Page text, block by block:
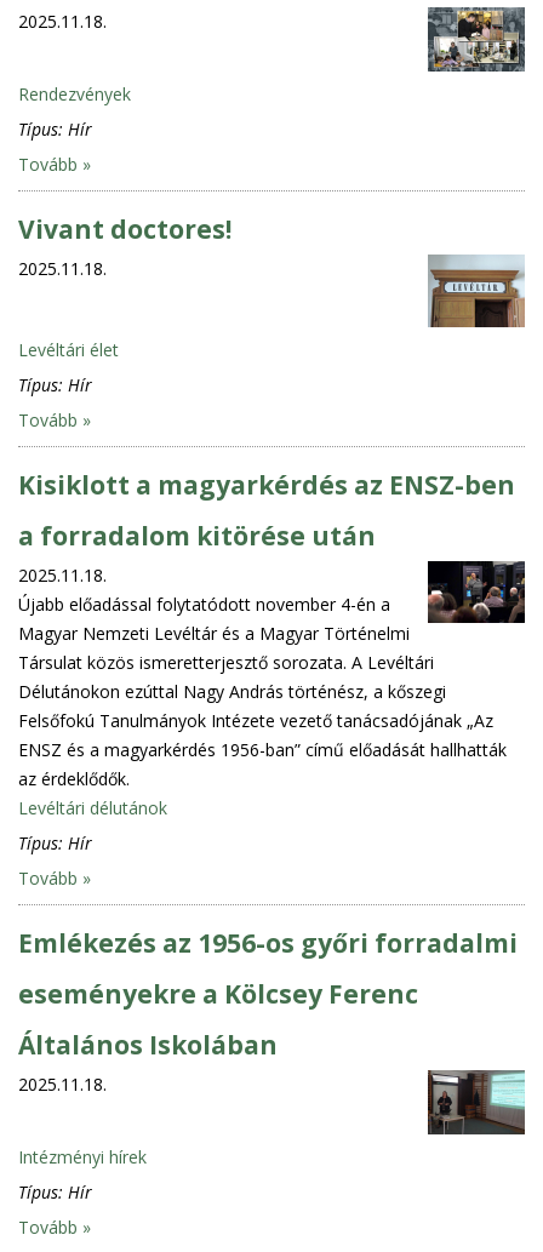
2025.11.18.
Rendezvények
Típus: Hír
Tovább »
Vivant doctores!
2025.11.18.
Levéltári élet
Típus: Hír
Tovább »
Kisiklott a magyarkérdés az ENSZ-ben
a forradalom kitörése után
2025.11.18.
Újabb előadással folytatódott november 4-én a
Magyar Nemzeti Levéltár és a Magyar Történelmi
Társulat közös ismeretterjesztő sorozata. A Levéltári
Délutánokon ezúttal Nagy András történész, a kőszegi
Felsőfokú Tanulmányok Intézete vezető tanácsadójának „Az
ENSZ és a magyarkérdés 1956-ban” című előadását hallhatták
az érdeklődők.
Levéltári délutánok
Típus: Hír
Tovább »
Emlékezés az 1956-os győri forradalmi
eseményekre a Kölcsey Ferenc
Általános Iskolában
2025.11.18.
Intézményi hírek
Típus: Hír
Tovább »